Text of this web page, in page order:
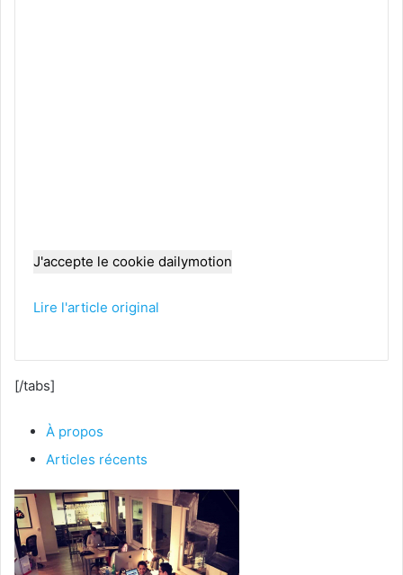
J'accepte le cookie dailymotion
Lire l'article original
[/tabs]
À propos
Articles récents